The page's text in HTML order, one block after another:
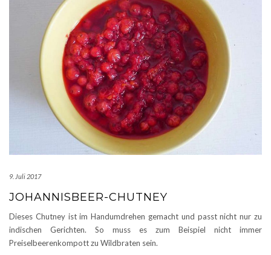
9. Juli 2017
JOHANNISBEER-CHUTNEY
Dieses Chutney ist im Handumdrehen gemacht und passt nicht nur zu
indischen Gerichten. So muss es zum Beispiel nicht immer
Preiselbeerenkompott zu Wildbraten sein.